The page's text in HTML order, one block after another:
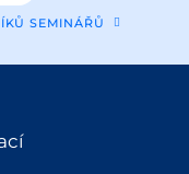
SEMINÁŘŮ